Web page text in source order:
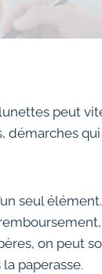
peut
qui
seul
on peut
paperasse.